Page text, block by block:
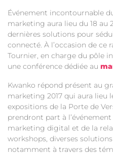
Événement incontournable
marketing aura lieu du 18 au
dernières solutions pour
connecté. À l’occasion de ce
Tournier, en charge du pôle
une conférence dédiée au
Kwanko répond présent au
marketing 2017 qui aura lieu
expositions de la Porte de
prendront part à
marketing digital et de la
workshops, diverses
notamment à travers des